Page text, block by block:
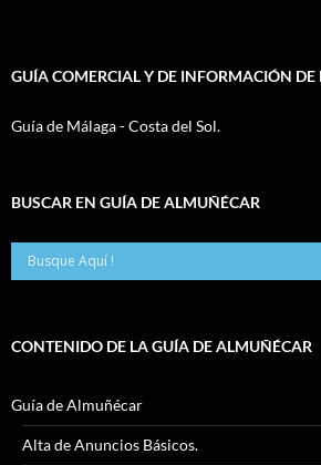
GUÍA COMERCIAL Y DE INFORMACIÓN
Guía de Málaga - Costa del Sol.
BUSCAR EN GUÍA DE ALMUÑÉCAR
CONTENIDO DE LA GUÍA DE ALMUÑÉCAR
Guía de Almuñécar
Alta de Anuncios Básicos.